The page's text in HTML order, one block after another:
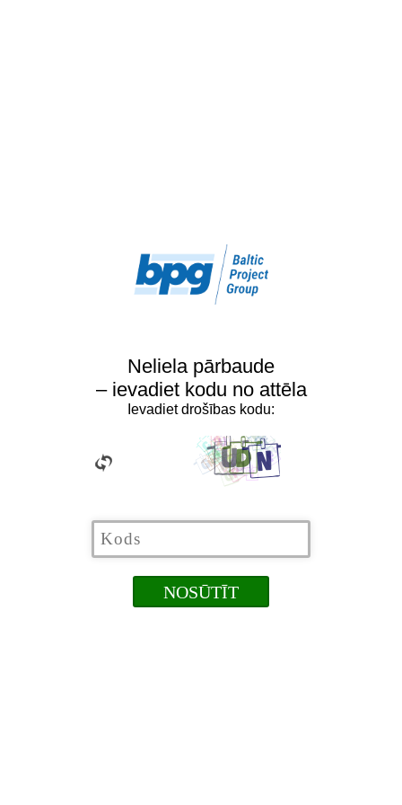
Neliela pārbaude
– ievadiet kodu no attēla
Ievadiet drošības kodu: